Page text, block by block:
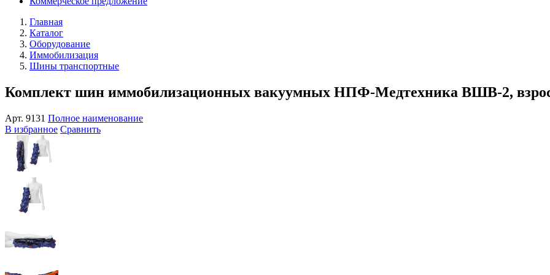
Главная
Каталог
Оборудование
Иммобилизация
Шины транспортные
Комплект шин иммобилизационных вакуумных НПФ-Медтехника ВШВ-2,
Арт. 9131 Полное наименование
В избранное Сравнить